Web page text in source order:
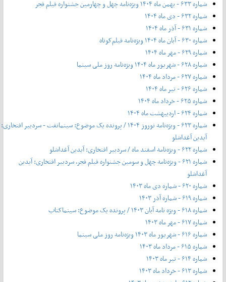
شماره ۶۳۳ - بهمن ماه ۱۴۰۴ ویژه‌نامه چهل‌ و‌ چهارمین جشنواره فیلم فجر
شماره ۶۳۲ - دی ماه ۱۴۰۴
شماره ۶۳۱ - آذر ماه ۱۴۰۴
شماره ۶۳۰ - آبان ماه ۱۴۰۴ ویژه‌نامه فیلم‌کوتاه
شماره ۶۲۹ - مهر ماه ۱۴۰۴
شماره ۶۲۸ - شهریور ماه ۱۴۰۴ ویژه‌نامه روز ملی سینما
شماره ۶۲۷ - مرداد ماه ۱۴۰۴
شماره ۶۲۶ - تیر ماه ۱۴۰۴
شماره ۶۲۵ - خرداد ماه ۱۴۰۴
شماره ۶۲۴ - اردیبهشت ماه ۱۴۰۴
شماره ۶۲۳ - ویژه‌نامه نوروز ۱۴۰۴ / پرونده یک موضوع: سینمانفت - سردبیر افتخاری:
آیدین آغداشلو
شماره ۶۲۲ - ویژه‌نامه اسفند ماه / سردبیر افتخاری: آیدین آغداشلو
شماره ۶۲۱ - ویژه‌نامه چهل‌ و‌ سومین جشنواره فیلم فجر، سردبیر افتخاری: آیدین
آغداشلو
شماره ۶۲۰ - شماره دی ماه ۱۴۰۳
شماره ۶۱۹ - شماره آذر ۱۴۰۳
شماره ۶۱۸ - ویژه نامه آبان ۱۴۰۳ / پرونده یک موضوع: سینماکتاب
شماره ۶۱۷ - مهر ماه ۱۴۰۳
شماره ۶۱۶ - شهریور ماه ۱۴۰۳ ویژه‌نامه روز ملی سینما
شماره ۶۱۵ - مرداد ماه ۱۴۰۳
شماره ۶۱۴ - تیر ماه ۱۴۰۳
شماره ۶۱۳ - خرداد ماه ۱۴۰۳